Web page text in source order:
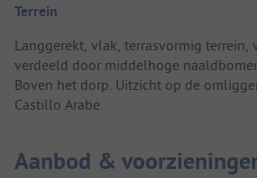
Terrein
Langgerekt, vlak, terrasvormig terrein,
verdeeld door middelhoge
Boven het dorp. Uitzicht op de
Castillo Arabe.
Aanbod &